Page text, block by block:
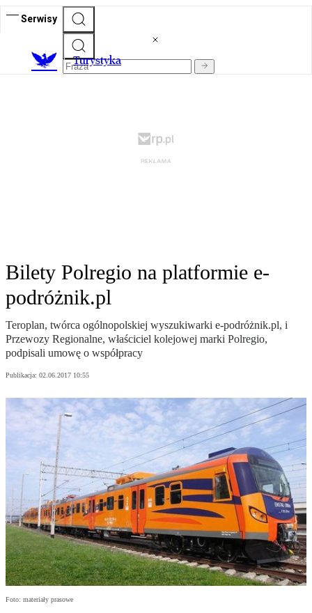
Serwisy
Turystyka
Bilety Polregio na platformie e-
podróżnik.pl
Teroplan, twórca ogólnopolskiej wyszukiwarki e-podróżnik.pl, i
Przewozy Regionalne, właściciel kolejowej marki Polregio,
podpisali umowę o współpracy
Publikacja: 02.06.2017 10:55
Foto: materiały prasowe